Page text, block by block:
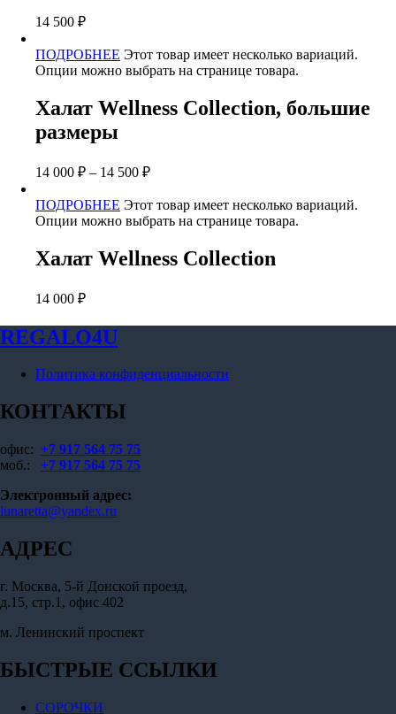
14 500 ₽
ПОДРОБНЕЕ Этот товар имеет несколько вариаций.
Опции можно выбрать на странице товара.
Халат Wellness Collection, большие
размеры
14 000 ₽ – 14 500 ₽
ПОДРОБНЕЕ Этот товар имеет несколько вариаций.
Опции можно выбрать на странице товара.
Халат Wellness Collection
14 000 ₽
REGALO4U
Политика конфиденциальности
КОНТАКТЫ
офис: +7 917 564 75 75
моб.: +7 917 564 75 75
Электронный адрес:
lunaretta@yandex.ru
АДРЕС
г. Москва, 5-й Донской проезд,
д.15, стр.1, офис 402
м. Ленинский проспект
БЫСТРЫЕ ССЫЛКИ
СОРОЧКИ